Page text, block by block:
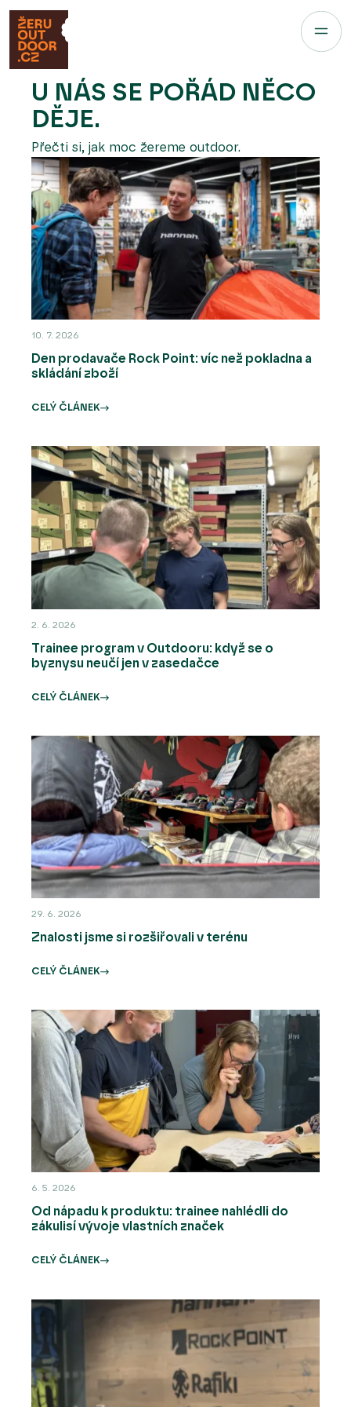
U NÁS SE POŘÁD NĚCO
DĚJE.
Přečti si, jak moc žereme outdoor.
10. 7. 2026
Den prodavače Rock Point: víc než pokladna a
skládání zboží
CELÝ ČLÁNEK
2. 6. 2026
Trainee program v Outdooru: když se o
byznysu neučí jen v zasedačce
CELÝ ČLÁNEK
29. 6. 2026
Znalosti jsme si rozšiřovali v terénu
CELÝ ČLÁNEK
6. 5. 2026
Od nápadu k produktu: trainee nahlédli do
zákulisí vývoje vlastních značek
CELÝ ČLÁNEK